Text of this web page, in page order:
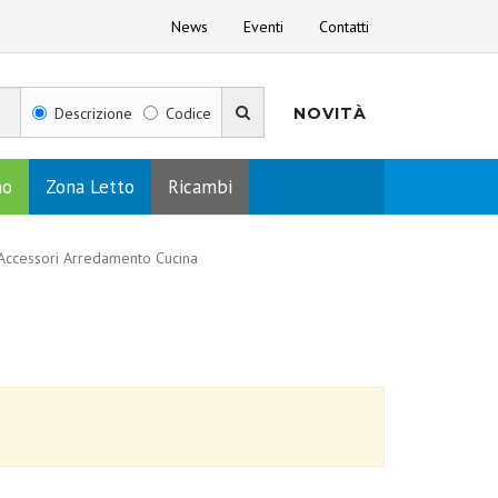
News Eventi Contatti
Descrizione Codice NOVITÀ
Zona Letto Ricambi
Arredamento Cucina